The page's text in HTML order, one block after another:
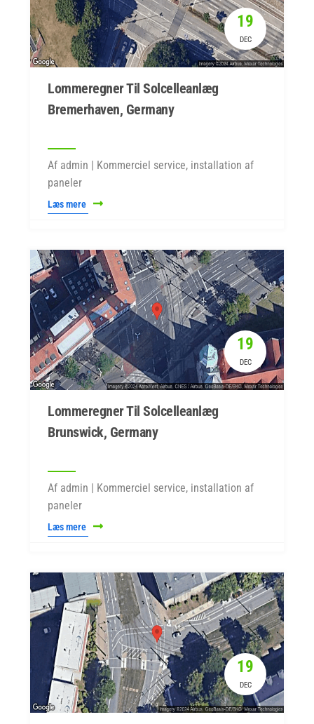
19
DEC
Lommeregner Til Solcelleanlæg
Bremerhaven, Germany
Af admin | Kommerciel service, installation af
paneler
Læs mere
19
DEC
Lommeregner Til Solcelleanlæg
Brunswick, Germany
Af admin | Kommerciel service, installation af
paneler
Læs mere
19
DEC